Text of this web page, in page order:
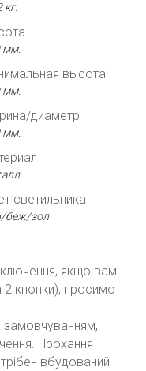
кг.
мм.
высота
мм.
диаметр
мм.
светильника
беж/зол
якщо вам
2 кнопки), просимо
замовчуванням,
Прохання
вбудований